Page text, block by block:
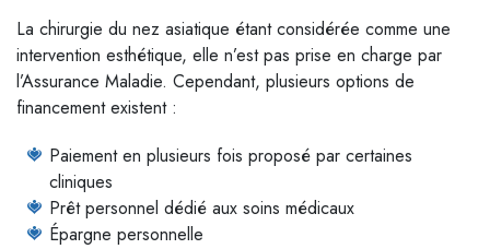
La chirurgie du nez asiatique étant considérée comme une
intervention esthétique, elle n’est pas prise en charge par
l’Assurance Maladie. Cependant, plusieurs options de
financement existent :
Paiement en plusieurs fois proposé par certaines
cliniques
Prêt personnel dédié aux soins médicaux
Épargne personnelle